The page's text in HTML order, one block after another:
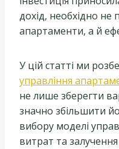
дохід, необхідно не
апартаменти, а й
У цій статті ми
управління
не лише зберегти
значно збільшити
вибору моделі
витрат та